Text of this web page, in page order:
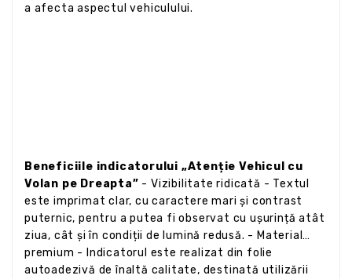
a afecta aspectul vehiculului.
Beneficiile indicatorului „Atenție Vehicul cu
Volan pe Dreapta” - Vizibilitate ridicată - Textul
este imprimat clar, cu caractere mari și contrast
puternic, pentru a putea fi observat cu ușurință atât
ziua, cât și în condiții de lumină redusă. - Material
premium - Indicatorul este realizat din folie
autoadezivă de înaltă calitate, destinată utilizării